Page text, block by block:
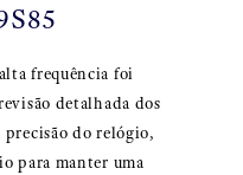
frequência foi
detalhada dos
precisão do relógio,
para manter uma